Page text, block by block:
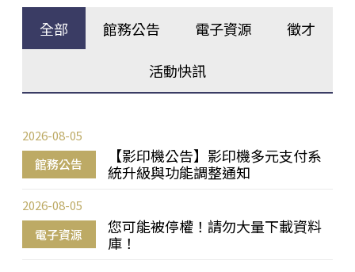
全部 館務公告 電子資源 徵才
活動快訊
館務公告
【影印機公告】影印機多元支付系
統升級與功能調整通知
2026-08-05
電子資源
您可能被停權！請勿大量下載資料
庫！
2026-08-05